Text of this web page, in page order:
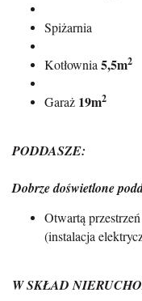
Spiżarnia
Kotłownia5,5m2
Garaż 19m2
PODDASZE:
Dobrze doświetlone
Otwartą
(instalacja
W SKŁAD